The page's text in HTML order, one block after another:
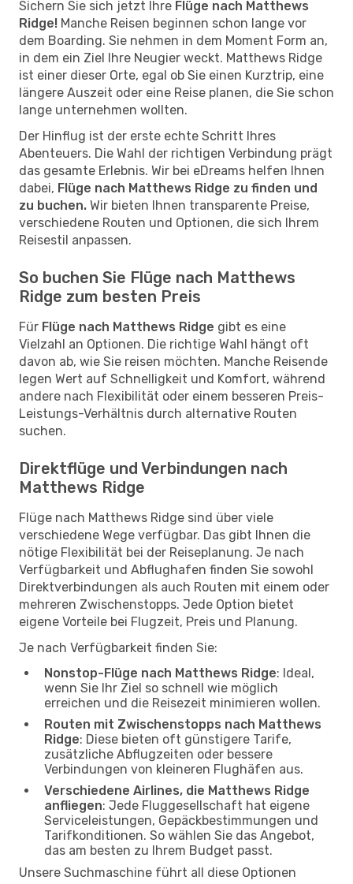
Sichern Sie sich jetzt Ihre Flüge nach Matthews
Ridge! Manche Reisen beginnen schon lange vor
dem Boarding. Sie nehmen in dem Moment Form an,
in dem ein Ziel Ihre Neugier weckt. Matthews Ridge
ist einer dieser Orte, egal ob Sie einen Kurztrip, eine
längere Auszeit oder eine Reise planen, die Sie schon
lange unternehmen wollten.
Der Hinflug ist der erste echte Schritt Ihres
Abenteuers. Die Wahl der richtigen Verbindung prägt
das gesamte Erlebnis. Wir bei eDreams helfen Ihnen
dabei, Flüge nach Matthews Ridge zu finden und
zu buchen. Wir bieten Ihnen transparente Preise,
verschiedene Routen und Optionen, die sich Ihrem
Reisestil anpassen.
So buchen Sie Flüge nach Matthews
Ridge zum besten Preis
Für Flüge nach Matthews Ridge gibt es eine
Vielzahl an Optionen. Die richtige Wahl hängt oft
davon ab, wie Sie reisen möchten. Manche Reisende
legen Wert auf Schnelligkeit und Komfort, während
andere nach Flexibilität oder einem besseren Preis-
Leistungs-Verhältnis durch alternative Routen
suchen.
Direktflüge und Verbindungen nach
Matthews Ridge
Flüge nach Matthews Ridge sind über viele
verschiedene Wege verfügbar. Das gibt Ihnen die
nötige Flexibilität bei der Reiseplanung. Je nach
Verfügbarkeit und Abflughafen finden Sie sowohl
Direktverbindungen als auch Routen mit einem oder
mehreren Zwischenstopps. Jede Option bietet
eigene Vorteile bei Flugzeit, Preis und Planung.
Je nach Verfügbarkeit finden Sie:
Nonstop-Flüge nach Matthews Ridge: Ideal,
wenn Sie Ihr Ziel so schnell wie möglich
erreichen und die Reisezeit minimieren wollen.
Routen mit Zwischenstopps nach Matthews
Ridge: Diese bieten oft günstigere Tarife,
zusätzliche Abflugzeiten oder bessere
Verbindungen von kleineren Flughäfen aus.
Verschiedene Airlines, die Matthews Ridge
anfliegen: Jede Fluggesellschaft hat eigene
Serviceleistungen, Gepäckbestimmungen und
Tarifkonditionen. So wählen Sie das Angebot,
das am besten zu Ihrem Budget passt.
Unsere Suchmaschine führt all diese Optionen